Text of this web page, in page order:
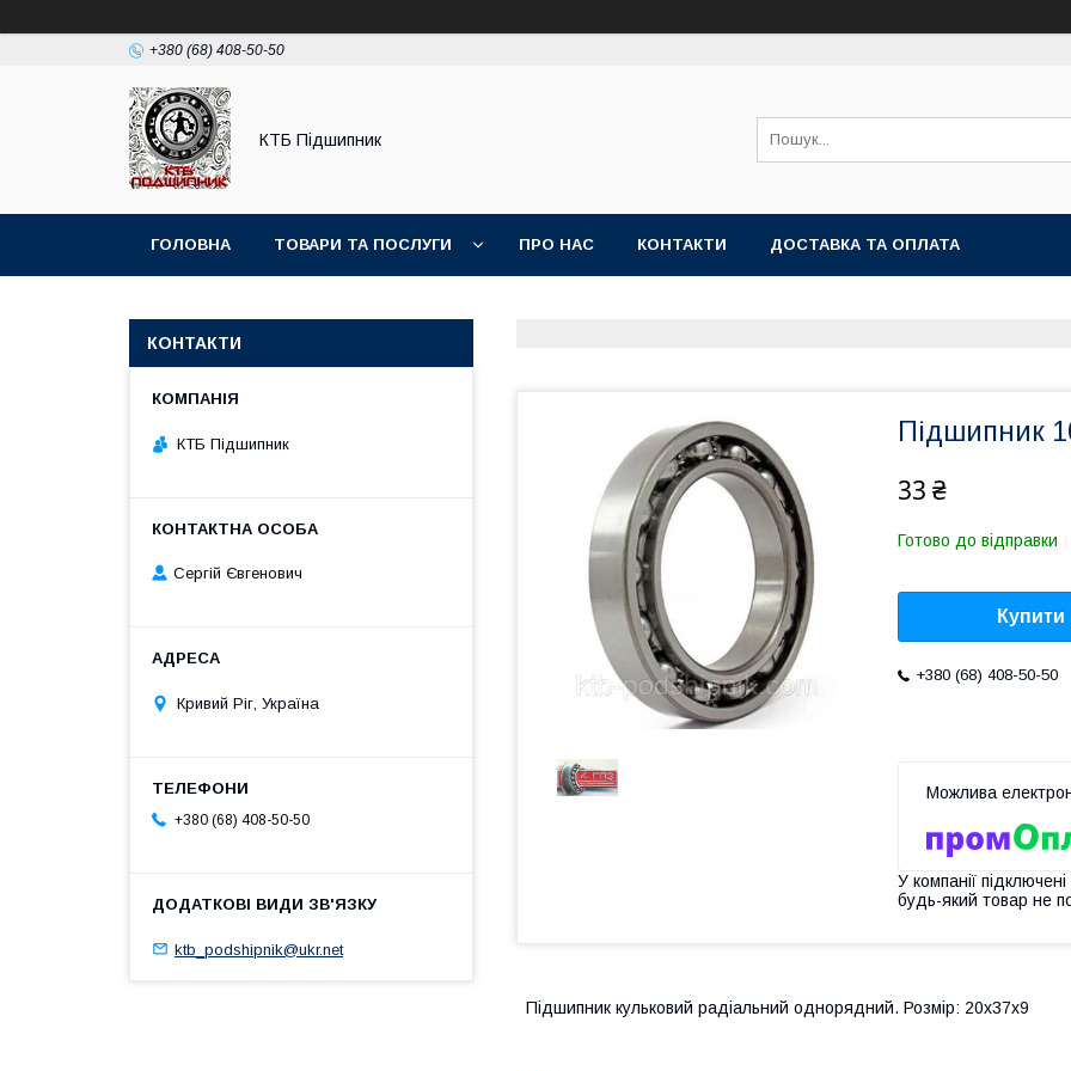
+380 (68) 408-50-50
КТБ Підшипник
ГОЛОВНА ТОВАРИ ТА ПОСЛУГИ ПРО НАС КОНТАКТИ ДОСТАВКА ТА ОПЛАТА
Підшипник
33 ₴
Готово до відправки
Купити
+380 (68) 408-50-50
У компанії
будь-який товар не
Підшипник кульковий радіальний однорядний. Розмір: 20х37х9
КОНТАКТИ
КТБ Підшипник
Сергій Євгенович
Кривий Ріг, Україна
+380 (68) 408-50-50
ktb_podshipnik@ukr.net